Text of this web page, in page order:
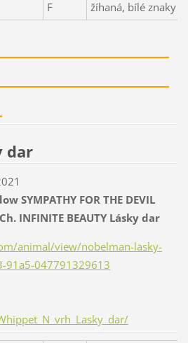
F žíhaná, bílé znaky
dar
SYMPATHY FOR THE DEVIL
INFINITE BEAUTY Lásky dar
animal/view/nobelman-lasky-
91a5-047791329613